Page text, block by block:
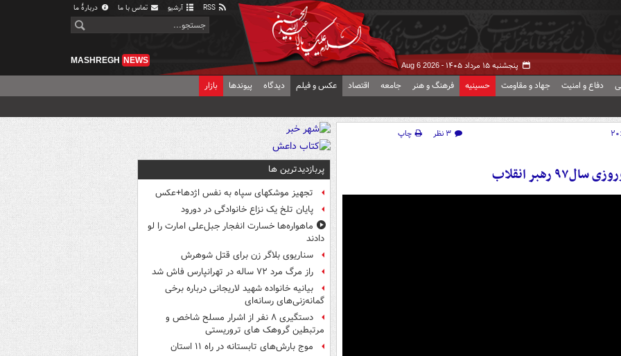
آرشیو تماس با ما دربارهٔ ما
پنجشنبه ۱۵ مرداد ۱۴۰۵ - Aug 6 2026
MASHREGH NEWS
دفاع و امنیت جهاد و مقاومت حسینیه فرهنگ و هنر جامعه اقتصاد عکس و فیلم دیدگاه پیوندها بازار
۳ نظر
چاپ
رهبر انقلاب پربازدیدترین ها
تجهیز موشکهای سپاه به نفس اژدها+عکس
پایان تلخ یک نزاع خانوادگی در دورود
ماهواره‌ها خسارت انفجار جبل‌علی امارت را لو
دادند
سناریوی بلاگر زن برای قتل شوهرش
راز مرگ مرد ۷۲ ساله در تهرانپارس فاش شد
بیانیه خانواده شهید لاریجانی درباره برخی
گمانه‌زنی‌های رسانه‌ای
دستگیری ۸ نفر از اشرار مسلح شاخص و
مرتبطین گروهک های تروریستی
موج بارش‌های تابستانه در راه ۱۱ استان